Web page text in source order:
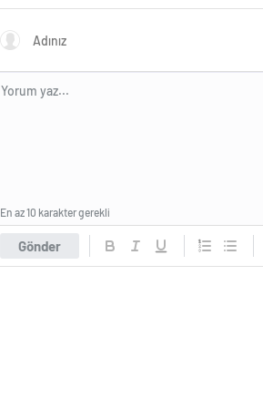
Gönder
En az 10 karakter gerekli